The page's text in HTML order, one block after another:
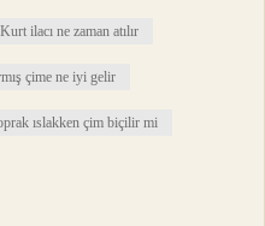
Kurt ilacı ne zaman atılır
çime ne iyi gelir
ıslakken çim biçilir mi